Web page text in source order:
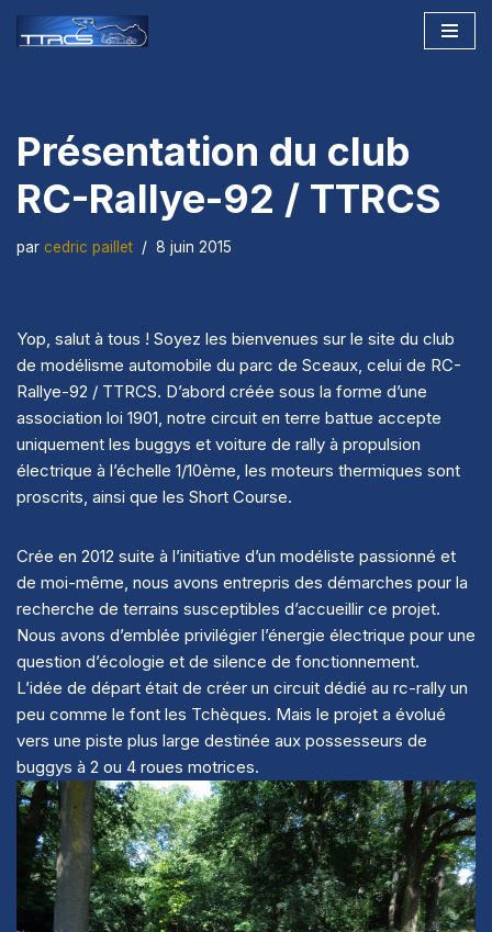
Présentation du club
RC-Rallye-92 / TTRCS
par cedric paillet 8 juin 2015
Yop, salut à tous ! Soyez les bienvenues sur le site du club
de modélisme automobile du parc de Sceaux, celui de RC-
Rallye-92 / TTRCS. D’abord créée sous la forme d’une
association loi 1901, notre circuit en terre battue accepte
uniquement les buggys et voiture de rally à propulsion
électrique à l’échelle 1/10ème, les moteurs thermiques sont
proscrits, ainsi que les Short Course.
Crée en 2012 suite à l’initiative d’un modéliste passionné et
de moi-même, nous avons entrepris des démarches pour la
recherche de terrains susceptibles d’accueillir ce projet.
Nous avons d’emblée privilégier l’énergie électrique pour une
question d’écologie et de silence de fonctionnement.
L’idée de départ était de créer un circuit dédié au rc-rally un
peu comme le font les Tchèques. Mais le projet a évolué
vers une piste plus large destinée aux possesseurs de
buggys à 2 ou 4 roues motrices.